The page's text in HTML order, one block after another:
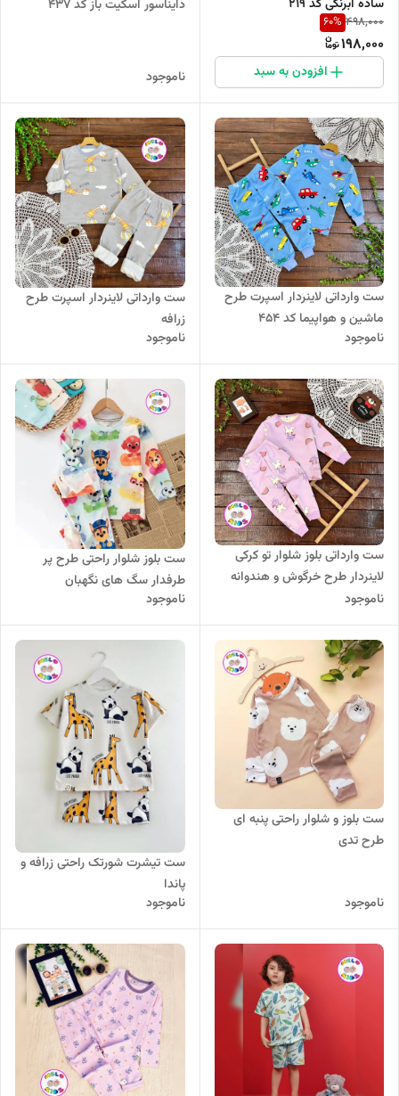
ساده آبرنگی کد 219
498,000
60%
198,000
افزودن به سبد
دایناسور اسکیت باز کد 437
ناموجود
ست وارداتی لاینردار اسپرت طرح
ماشین و هواپیما کد 454
ناموجود
ست وارداتی لاینردار اسپرت طرح
زرافه
ناموجود
ست وارداتی بلوز شلوار تو کرکی
لاینردار طرح خرگوش و هندوانه
ناموجود
ست بلوز شلوار راحتی طرح پر
طرفدار سگ های نگهبان
ناموجود
ست بلوز و شلوار راحتی پنبه ای
طرح تدی
ناموجود
ست تیشرت شورتک راحتی زرافه و
پاندا
ناموجود